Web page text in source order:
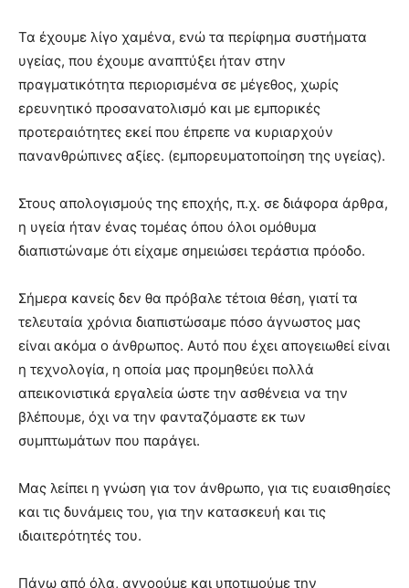
Τα έχουμε λίγο χαμένα, ενώ τα περίφημα συστήματα
υγείας, που έχουμε αναπτύξει ήταν στην
πραγματικότητα περιορισμένα σε μέγεθος, χωρίς
ερευνητικό προσανατολισμό και με εμπορικές
προτεραιότητες εκεί που έπρεπε να κυριαρχούν
πανανθρώπινες αξίες. (εμπορευματοποίηση της υγείας).
Στους απολογισμούς της εποχής, π.χ. σε διάφορα άρθρα,
η υγεία ήταν ένας τομέας όπου όλοι ομόθυμα
διαπιστώναμε ότι είχαμε σημειώσει τεράστια πρόοδο.
Σήμερα κανείς δεν θα πρόβαλε τέτοια θέση, γιατί τα
τελευταία χρόνια διαπιστώσαμε πόσο άγνωστος μας
είναι ακόμα ο άνθρωπος. Αυτό που έχει απογειωθεί είναι
η τεχνολογία, η οποία μας προμηθεύει πολλά
απεικονιστικά εργαλεία ώστε την ασθένεια να την
βλέπουμε, όχι να την φανταζόμαστε εκ των
συμπτωμάτων που παράγει.
Μας λείπει η γνώση για τον άνθρωπο, για τις ευαισθησίες
και τις δυνάμεις του, για την κατασκευή και τις
ιδιαιτερότητές του.
Πάνω από όλα, αγνοούμε και υποτιμούμε την